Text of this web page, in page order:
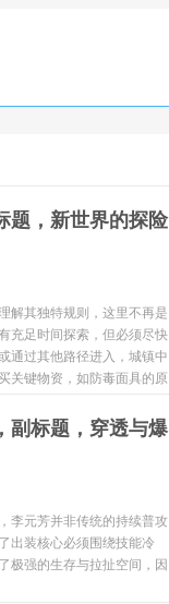
题，新世界的探险
解其独特规则，这里不再是
充足时间探索，但必须尽快
通过其他路径进入，城镇中
关键物资，如防毒面具的原
副标题，穿透与爆
李元芳并非传统的持续普攻
出装核心必须围绕技能冷
极强的生存与拉扯空间，因